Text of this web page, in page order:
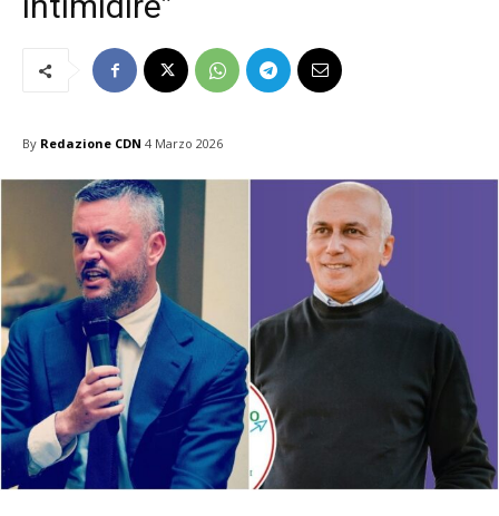
By Redazione CDN 4 Marzo 2026